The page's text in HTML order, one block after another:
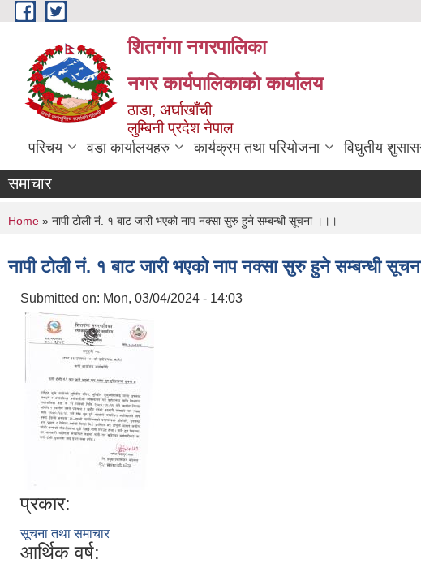
Skip to main content
शितगंगा नगरपालिका
नगर कार्यपालिकाकाे कार्यालय
ठाडा, अर्घाखाँची
लुम्बिनी प्रदेश नेपाल
परिचय वडा कार्यालयहरु कार्यक्रम तथा परियोजना विधुतीय
समाचार
You are here
Home » नापी टोली नं. १ बाट जारी भएको नाप नक्सा सुरु हुने सम्बन्धी सूचना ।।।
नापी टोली नं. १ बाट जारी भएको नाप नक्सा सुरु हुने सम्बन्धी
Submitted on: Mon, 03/04/2024 - 14:03
प्रकार:
सूचना तथा समाचार
आर्थिक वर्ष: